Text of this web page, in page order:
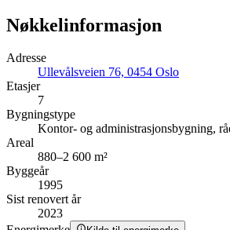
Nøkkelinformasjon
Adresse
Ullevålsveien 76, 0454 Oslo
Etasjer
7
Bygningstype
Kontor- og administrasjonsbygning,
Areal
880–2 600 m²
Byggeår
1995
Sist renovert år
2023